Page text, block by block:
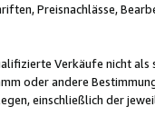
Preisnachlässe,
Verkäufe nicht
oder andere
einschließlich der